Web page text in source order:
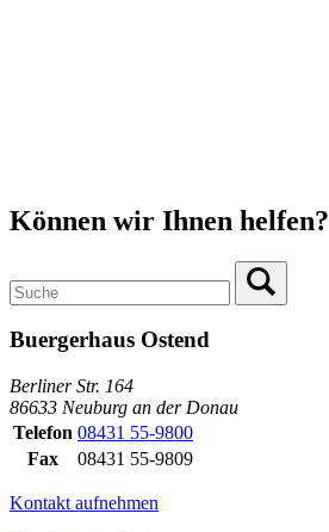
Können wir Ihnen helfen?
Buergerhaus Ostend
Berliner Str. 164
86633 Neuburg an der Donau
Telefon 08431 55-9800
Fax
08431 55-9809
Kontakt aufnehmen